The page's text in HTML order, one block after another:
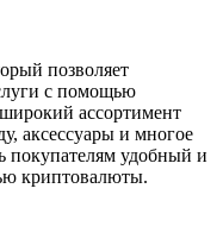
позволяет
с помощью
ассортимент
аксессуары и многое
покупателям удобный и
криптовалюты.